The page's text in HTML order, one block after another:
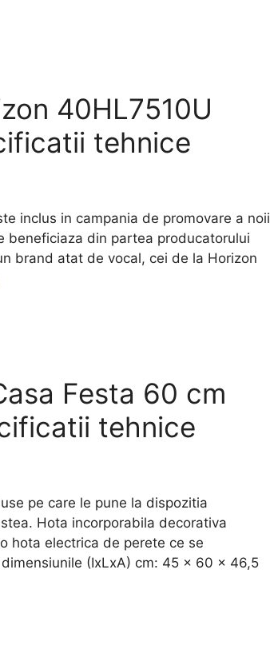
40HL7510U
tehnice
inclus in campania de promovare a noii
beneficiaza din partea producatorului
brand atat de vocal, cei de la Horizon
Festa 60 cm
tehnice
pe care le pune la dispozitia
Hota incorporabila decorativa
hota electrica de perete ce se
(IxLxA) cm: 45 x 60 x 46,5